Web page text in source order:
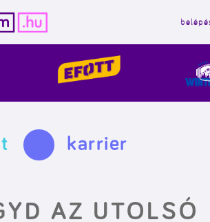
karrier
AZ UTOLSÓ